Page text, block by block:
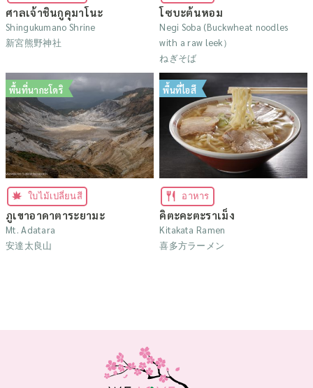
ศาลเจ้าชินกูคุมาโนะ
Shingukumano Shrine
新宮熊野神社
โซบะต้นหอม
Negi Soba (Buckwheat noodles
with a raw leek）
ねぎそば
พื้นที่นากะโดริ
ใบไม้เปลี่ยนสี
ภูเขาอาดาตาระยามะ
Mt. Adatara
安達太良山
พื้นที่ไอสึ
อาหาร
คิตะคะตะราเม็ง
Kitakata Ramen
喜多方ラーメン